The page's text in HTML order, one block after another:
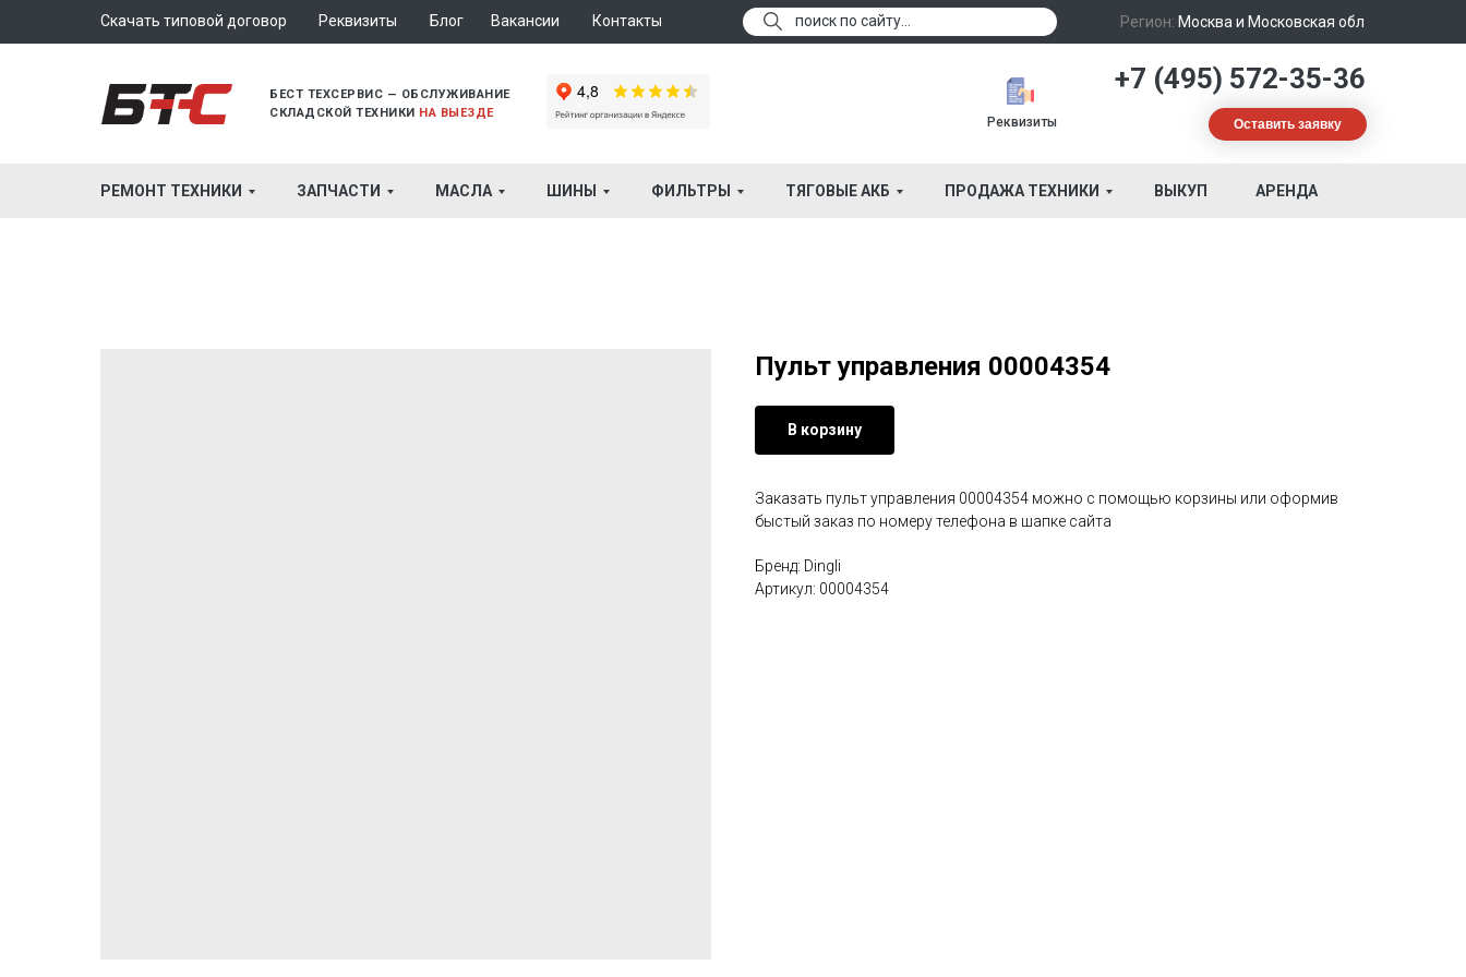
Регион: Москва и Московская обл
+7 (495) 572-35-36
БЕСТ ТЕХСЕРВИС — ОБСЛУЖИВАНИЕ
СКЛАДСКОЙ ТЕХНИКИ НА ВЫЕЗДЕ
Оставить заявку
Реквизиты
Скачать типовой договор Реквизиты Блог Вакансии Контакты поиск по сайту...
РЕМОНТ ТЕХНИКИ ЗАПЧАСТИ МАСЛА ШИНЫ ФИЛЬТРЫ ТЯГОВЫЕ АКБ ПРОДАЖА ТЕХНИКИ ВЫКУП АРЕНДА
Пульт управления 00004354
В корзину
Заказать пульт управления 00004354 можно с помощью корзины или оформив
быстый заказ по номеру телефона в шапке сайта
Бренд: Dingli
Артикул: 00004354